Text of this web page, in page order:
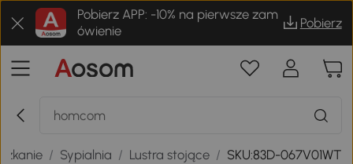
Pobierz APP: -10% na pierwsze zam
ówienie
Pobierz
/ Sypialnia / Lustra stojące / SKU:83D-067V01WT